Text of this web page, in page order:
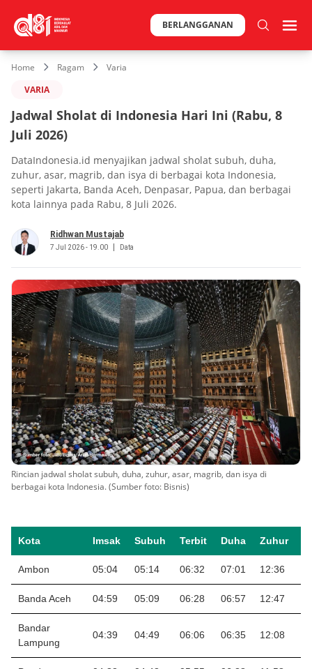
BERLANGGANAN
Home Ragam
Varia
VARIA
Jadwal Sholat di Indonesia Hari Ini (Rabu, 8
Juli 2026)
DataIndonesia.id menyajikan jadwal sholat subuh, duha,
zuhur, asar, magrib, dan isya di berbagai kota Indonesia,
seperti Jakarta, Banda Aceh, Denpasar, Papua, dan berbagai
kota lainnya pada Rabu, 8 Juli 2026.
Ridhwan Mustajab
7 Jul 2026 - 19.00 Data
Rincian jadwal sholat subuh, duha, zuhur, asar, magrib, dan isya di
berbagai kota Indonesia. (Sumber foto: Bisnis)
Kota Imsak Subuh Terbit Duha Zuhur
Ambon 05:04 05:14 06:32 07:01 12:36
Banda Aceh 04:59 05:09 06:28 06:57 12:47
Bandar
Lampung
04:39 04:49 06:06 06:35 12:08